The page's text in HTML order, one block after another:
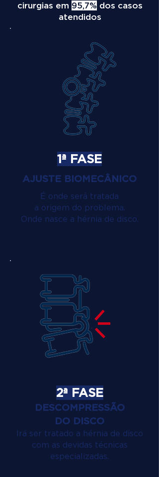
cirurgias em 95,7% dos casos
atendidos
1ª FASE
AJUSTE BIOMECÂNICO
É onde será tratada
a origem do problema.
Onde nasce a hérnia de disco.
2ª FASE
DESCOMPRESSÃO
DO DISCO
Irá ser tratado a hérnia de disco
com as devidas técnicas
especializadas.